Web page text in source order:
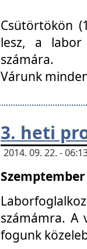
Csütörtökön
lesz, a labor
számára.
Várunk
3. heti
2014. 09. 22. -
számámra. A
fogunk